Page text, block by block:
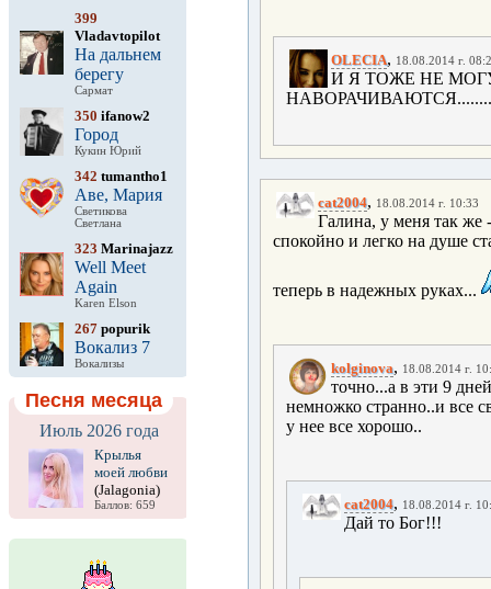
399
Vladavtopilot
На дальнем
берегу
Сармат
350 ifanow2
Город
Кукин Юрий
342 tumantho1
Аве, Мария
Светикова
Светлана
323 Marinajazz
Well Meet
Again
Karen Elson
267 popurik
Вокализ 7
Вокализы
Песня месяца
Июль 2026 года
Крылья
моей любви
(Jalagonia)
Баллов: 659
OLECIA, 18.08.2014 г.
И Я ТОЖЕ НЕ
cat2004, 18.08.2014 г. 10:33
Галина, у меня так же
спокойно и легко на душе
теперь в надежных руках...
kolginova, 18.08.2014 г.
точно...а в эти 9
немножко странно..и все
у нее все хорошо..
cat2004, 18.08.2014 г.
Дай то Бог!!!